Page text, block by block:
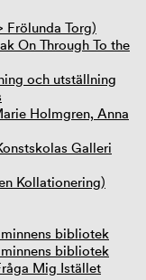
Frölunda Torg)
On Through To the
och utställning
Holmgren, Anna
Galleri
Kollationering)
bibliotek
bibliotek
Mig Istället